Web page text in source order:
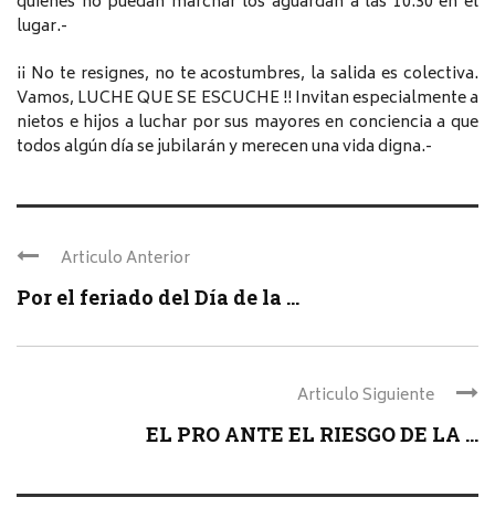
lugar.-
¡¡ No te resignes, no te acostumbres, la salida es colectiva.
Vamos, LUCHE QUE SE ESCUCHE !! Invitan especialmente a
nietos e hijos a luchar por sus mayores en conciencia a que
todos algún día se jubilarán y merecen una vida digna.-
Articulo Anterior
Por el feriado del Día de la ...
Articulo Siguiente
EL PRO ANTE EL RIESGO DE LA ...